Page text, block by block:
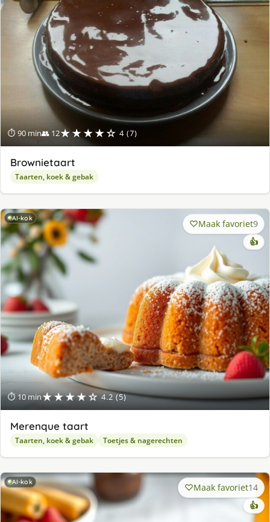
⏱ 90 min👥 12★★★★☆ 4 (7)
Brownietaart
Taarten, koek & gebak
AI-kok
⏱ 10 min★★★★☆ 4.2 (5)
Maak favoriet9
👍
Merenque taart
Taarten, koek & gebak Toetjes & nagerechten
AI-kok Maak favoriet14
👍